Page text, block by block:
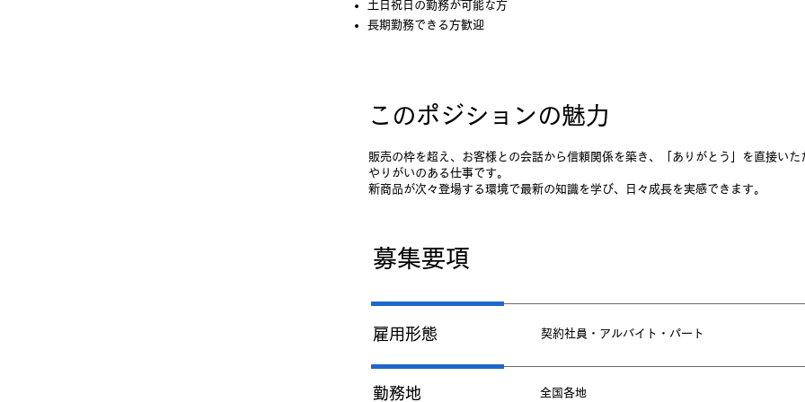
土日祝日の勤務が可能な方
長期勤務できる方歓迎
​このポジションの魅力
販売の枠を超え、お客様との会話から信頼関係を築き、「ありがとう」を直接いた
やりがいのある仕事です。
新商品が次々登場する環境で最新の知識を学び、日々成長を実感できます。
募集要項
雇用形態 ​契約社員・アルバイト・パート
勤務地 全国各地